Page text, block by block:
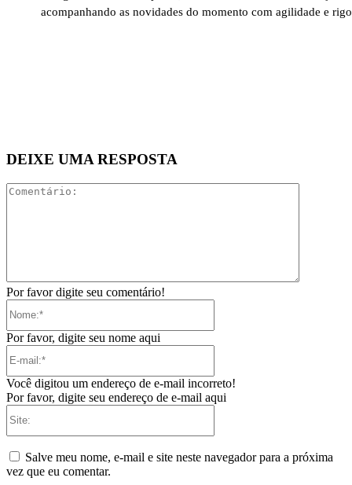
acompanhando as novidades do momento com agilidade e
DEIXE UMA RESPOSTA
Por favor digite seu comentário!
Por favor, digite seu nome aqui
Você digitou um endereço de e-mail incorreto!
Por favor, digite seu endereço de e-mail aqui
Salve meu nome, e-mail e site neste navegador para a próxima
vez que eu comentar.